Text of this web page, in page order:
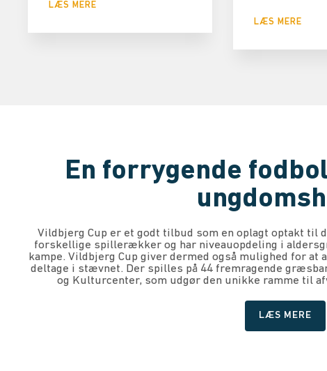
LÆS MERE
LÆS MERE
En forrygende
Vildbjerg Cup er et godt tilbud som en oplagt optakt til
forskellige spillerækker og har niveauopdeling i
kampe. Vildbjerg Cup giver dermed også mulighed for
deltage i stævnet. Der spilles på 44 fremragende
og Kulturcenter, som udgør den unikke ramme til
LÆS MERE